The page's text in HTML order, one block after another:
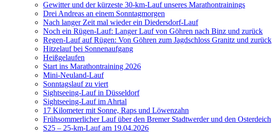
Gewitter und der kürzeste 30-km-Lauf unseres Marathontrainings
Drei Andreas an einem Sonntagmorgen
Nach langer Zeit mal wieder ein Diedersdorf-Lauf
Noch ein Rügen-Lauf: Langer Lauf von Göhren nach Binz und zurück
Regen-Lauf auf Rügen: Von Göhren zum Jagdschloss Granitz und zurück
Hitzelauf bei Sonnenaufgang
Heißgelaufen
Start ins Marathontraining 2026
Mini-Neuland-Lauf
Sonntagslauf zu viert
Sightseeing-Lauf in Düsseldorf
Sightseeing-Lauf im Ahrtal
17 Kilometer mit Sonne, Raps und Löwenzahn
Frühsommerlicher Lauf über den Bremer Stadtwerder und den Osterdeich
S25 – 25-km-Lauf am 19.04.2026